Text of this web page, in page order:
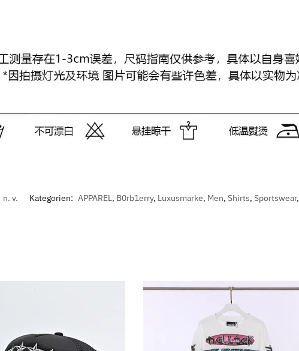
n. v. Kategorien: APPAREL, B0rb1erry, Luxusmarke, Men, Shirts, Sportswear,